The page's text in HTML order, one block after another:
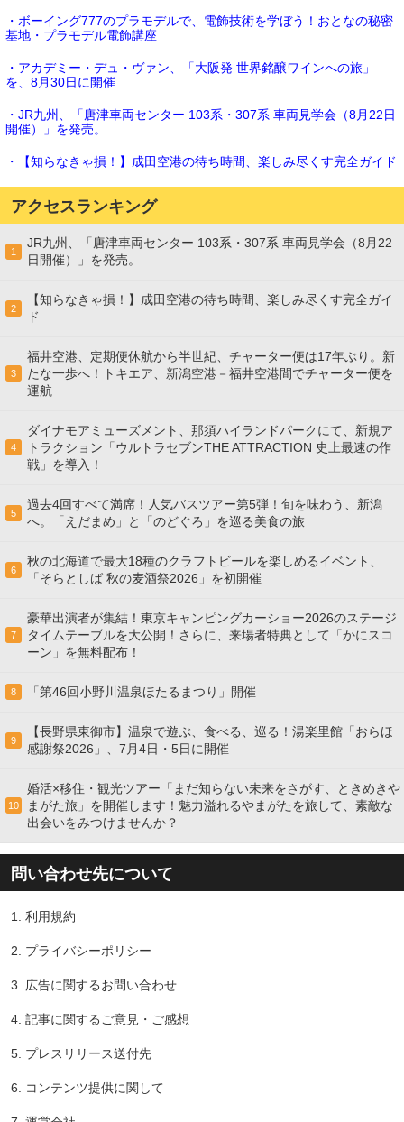
・ボーイング777のプラモデルで、電飾技術を学ぼう！おとなの秘密
基地・プラモデル電飾講座
・アカデミー・デュ・ヴァン、「大阪発 世界銘醸ワインへの旅」
を、8月30日に開催
・JR九州、「唐津車両センター 103系・307系 車両見学会（8月22日
開催）」を発売。
・【知らなきゃ損！】成田空港の待ち時間、楽しみ尽くす完全ガイド
アクセスランキング
1
JR九州、「唐津車両センター 103系・307系 車両見学会（8月22
日開催）」を発売。
2
【知らなきゃ損！】成田空港の待ち時間、楽しみ尽くす完全ガイ
ド
3
福井空港、定期便休航から半世紀、チャーター便は17年ぶり。新
たな一歩へ！トキエア、新潟空港－福井空港間でチャーター便を
運航
4
ダイナモアミューズメント、那須ハイランドパークにて、新規ア
トラクション「ウルトラセブンTHE ATTRACTION 史上最速の作
戦」を導入！
5
過去4回すべて満席！人気バスツアー第5弾！旬を味わう、新潟
へ。「えだまめ」と「のどぐろ」を巡る美食の旅
6
秋の北海道で最大18種のクラフトビールを楽しめるイベント、
「そらとしば 秋の麦酒祭2026」を初開催
7
豪華出演者が集結！東京キャンピングカーショー2026のステージ
タイムテーブルを大公開！さらに、来場者特典として「かにスコ
ーン」を無料配布！
8 「第46回小野川温泉ほたるまつり」開催
9
【長野県東御市】温泉で遊ぶ、食べる、巡る！湯楽里館「おらほ
感謝祭2026」、7月4日・5日に開催
10
婚活×移住・観光ツアー「まだ知らない未来をさがす、ときめきや
まがた旅」を開催します！魅力溢れるやまがたを旅して、素敵な
出会いをみつけませんか？
問い合わせ先について
1. 利用規約
2. プライバシーポリシー
3. 広告に関するお問い合わせ
4. 記事に関するご意見・ご感想
5. プレスリリース送付先
6. コンテンツ提供に関して